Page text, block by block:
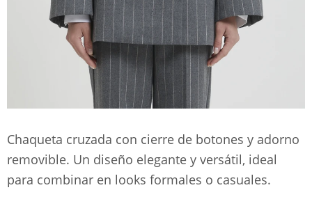
Chaqueta cruzada con cierre de botones y adorno
removible. Un diseño elegante y versátil, ideal
para combinar en looks formales o casuales.